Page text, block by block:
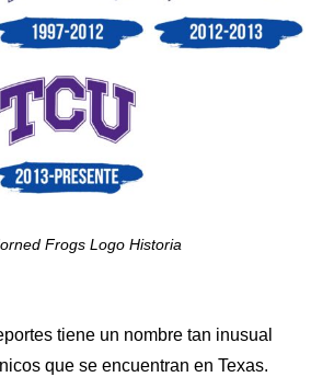
Frogs Logo Historia
tiene un nombre tan inusual
que se encuentran en Texas.